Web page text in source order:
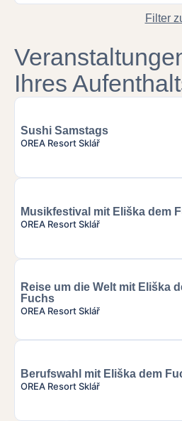
Filter
Ihres
Sushi Samstags
OREA Resort Sklář
Musikfestival mit Eliška dem
OREA Resort Sklář
Reise um die Welt mit Eliška
Fuchs
OREA Resort Sklář
Berufswahl mit Eliška dem
OREA Resort Sklář